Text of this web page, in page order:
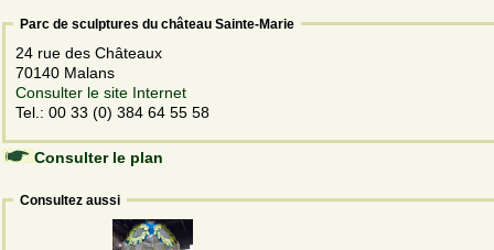
Parc de sculptures du château Sainte-Marie
24 rue des Châteaux
70140 Malans
Consulter le site Internet
Tel.: 00 33 (0) 384 64 55 58
Consulter le plan
Consultez aussi